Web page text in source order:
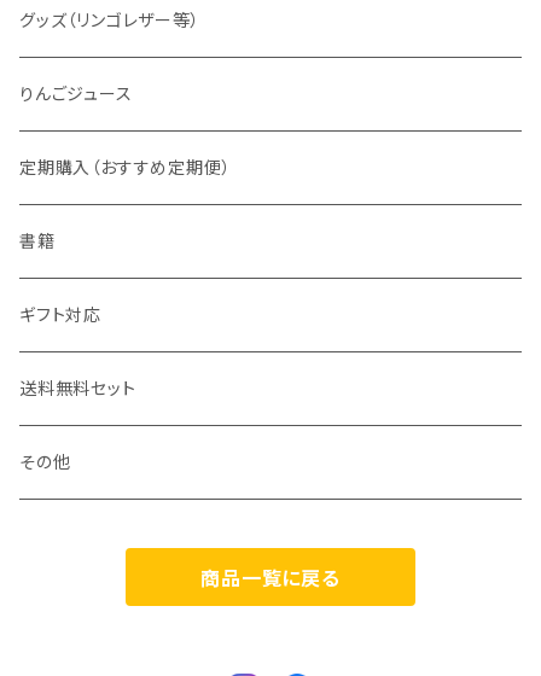
ノンアルコール
CLASS（組）シリーズ
2022年
2023年
アイスシードル
フレーヴァー「WANKO」
ポム プレミアム
FUJI &
アップルジャック（氷結濃縮林檎酒）
Bocca（限定）
グッズ（リンゴレザー等）
りんごジュース
定期購入（おすすめ定期便）
書籍
ギフト対応
送料無料セット
その他
商品一覧に戻る